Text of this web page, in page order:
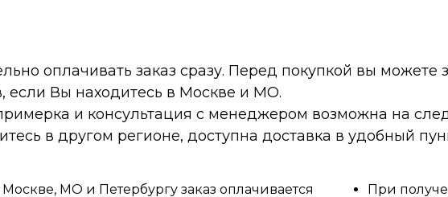
оплачивать заказ сразу. Перед покупкой вы можете
если Вы находитесь в Москве и МО.
и консультация с менеджером возможна на
в другом регионе, доступна доставка в удобный
МО и Петербургу заказ оплачивается
При